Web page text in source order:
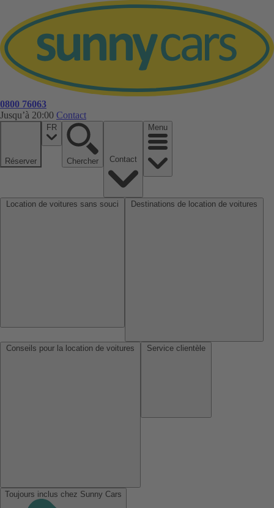
0800 76063
Jusqu’à 20:00 Contact
Réserver
FR
Chercher
Menu
Toujours inclus chez Sunny Cars